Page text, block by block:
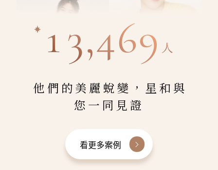
13,469 人
他們的美麗蛻變，星和與
您一同見證
看更多案例